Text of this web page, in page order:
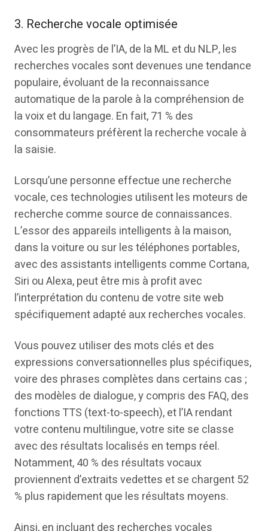
3. Recherche vocale optimisée
Avec les progrès de l’IA, de la ML et du NLP, les
recherches vocales sont devenues une tendance
populaire, évoluant de la reconnaissance
automatique de la parole à la compréhension de
la voix et du langage. En fait, 71 % des
consommateurs préfèrent la recherche vocale à
la saisie.
Lorsqu’une personne effectue une recherche
vocale, ces technologies utilisent les moteurs de
recherche comme source de connaissances.
L’essor des appareils intelligents à la maison,
dans la voiture ou sur les téléphones portables,
avec des assistants intelligents comme Cortana,
Siri ou Alexa, peut être mis à profit avec
l’interprétation du contenu de votre site web
spécifiquement adapté aux recherches vocales.
Vous pouvez utiliser des mots clés et des
expressions conversationnelles plus spécifiques,
voire des phrases complètes dans certains cas ;
des modèles de dialogue, y compris des FAQ, des
fonctions TTS (text-to-speech), et l’IA rendant
votre contenu multilingue, votre site se classe
avec des résultats localisés en temps réel.
Notamment, 40 % des résultats vocaux
proviennent d’extraits vedettes et se chargent 52
% plus rapidement que les résultats moyens.
Ainsi, en incluant des recherches vocales